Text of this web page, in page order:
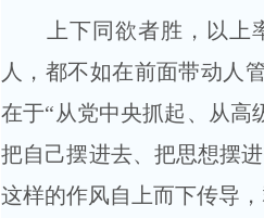
上下同欲者胜，以上率
人，都不如在前面带动人
在于“从党中央抓起、从高
把自己摆进去、把思想摆
这样的作风自上而下传导，